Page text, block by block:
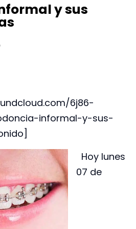
y sus
6j86-
informal-y-sus-
Hoy lunes
07 de